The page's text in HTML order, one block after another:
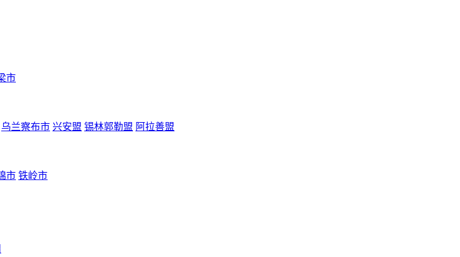
市
乌兰察布市 兴安盟 锡林郭勒盟 阿拉善盟
市 铁岭市